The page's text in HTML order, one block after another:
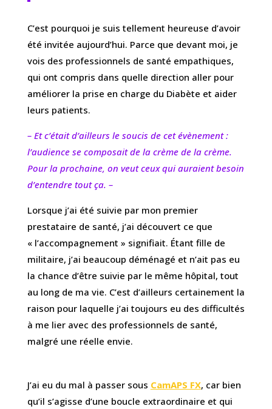
C’est pourquoi je suis tellement heureuse d’avoir
été invitée aujourd’hui. Parce que devant moi, je
vois des professionnels de santé empathiques,
qui ont compris dans quelle direction aller pour
améliorer la prise en charge du Diabète et aider
leurs patients.
– Et c’était d’ailleurs le soucis de cet évènement :
l’audience se composait de la crème de la crème.
Pour la prochaine, on veut ceux qui auraient besoin
d’entendre tout ça. –
Lorsque j’ai été suivie par mon premier
prestataire de santé, j’ai découvert ce que
« l’accompagnement » signifiait. Étant fille de
militaire, j’ai beaucoup déménagé et n’ait pas eu
la chance d’être suivie par le même hôpital, tout
au long de ma vie. C’est d’ailleurs certainement la
raison pour laquelle j’ai toujours eu des difficultés
à me lier avec des professionnels de santé,
malgré une réelle envie.
J’ai eu du mal à passer sous CamAPS FX, car bien
qu’il s’agisse d’une boucle extraordinaire et qui